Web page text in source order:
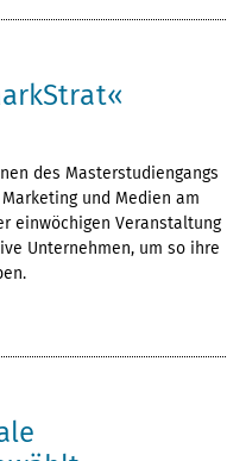
des Masterstudiengangs
und Medien am
einwöchigen Veranstaltung
Unternehmen, um so ihre